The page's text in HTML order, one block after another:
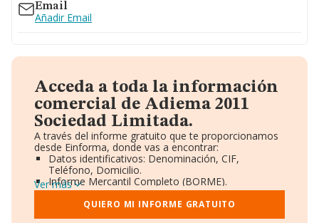
Email
Añadir Email
Acceda a toda la información
comercial de Adiema 2011
Sociedad Limitada.
A través del informe gratuito que te proporcionamos
desde Einforma, donde vas a encontrar:
Datos identificativos: Denominación, CIF,
Teléfono, Domicilio.
Informe Mercantil Completo (BORME).
Gráficos de Evolución Ventas y Empleados.
Consejo de Administración y Administradores.
Directivos y Ejecutivos.
Ver más
QUIERO MI INFORME GRATUITO